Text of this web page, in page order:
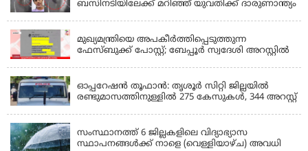
ബസിനടിയിലേക്ക് മറിഞ്ഞ് യുവതിക്ക് ദാരുണാന്ത്യം
മുഖ്യമന്ത്രിയെ അപകീർത്തിപ്പെടുത്തുന്ന
ഫേസ്‌ബുക്ക് പോസ്റ്റ്; ബേപ്പൂർ സ്വദേശി അറസ്റ്റിൽ
ഓപ്പറേഷൻ തൂഫാൻ: തൃശൂർ സിറ്റി ജില്ലയിൽ
രണ്ടുമാസത്തിനുള്ളിൽ 275 കേസുകൾ, 344 അറസ്റ്റ്
സംസ്ഥാനത്ത് 6 ജില്ലകളിലെ വിദ്യാഭ്യാസ
സ്ഥാപനങ്ങൾക്ക് നാളെ (വെള്ളിയാഴ്ച) അവധി